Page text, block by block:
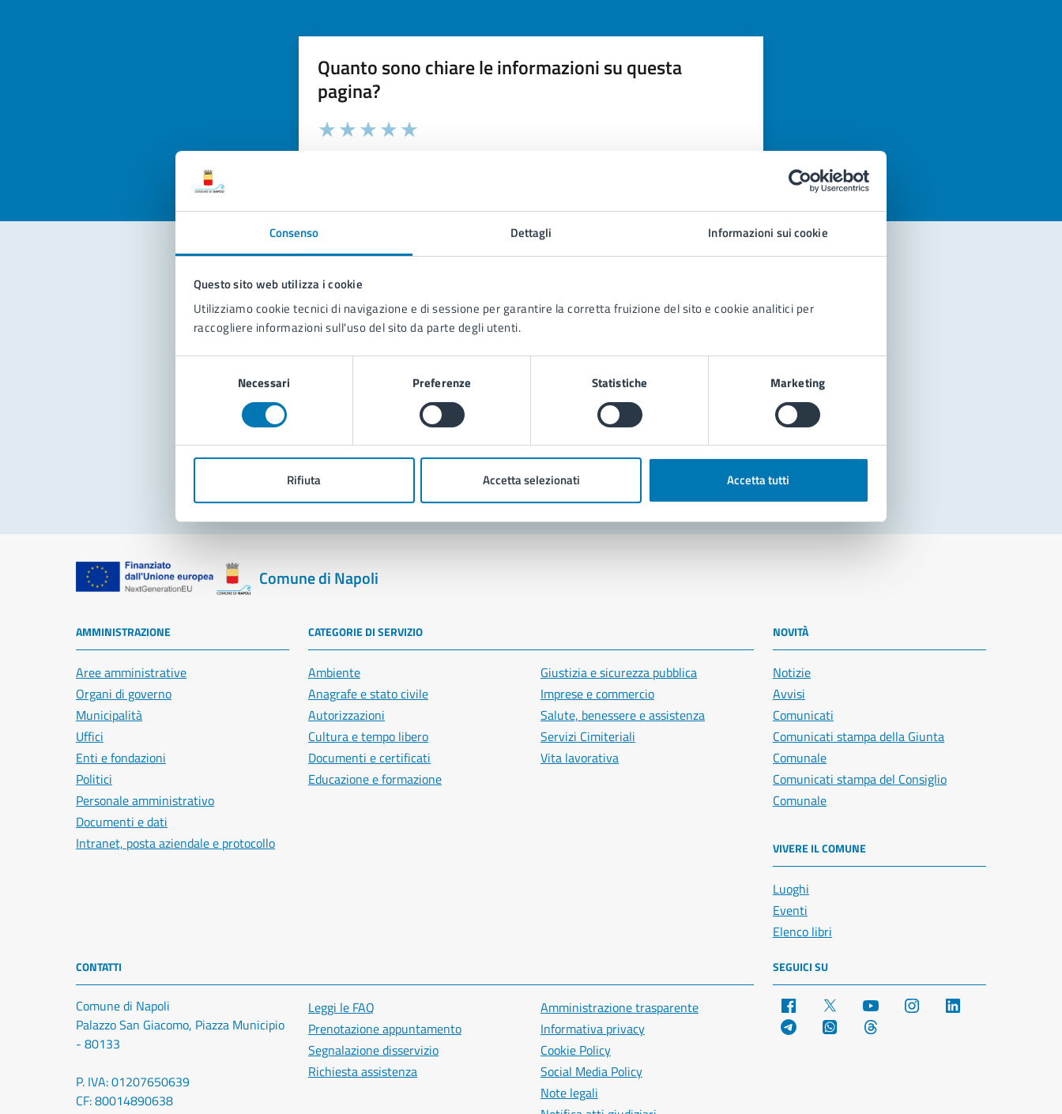
Consenso Dettagli Informazioni sui cookie
Questo sito web utilizza i cookie
Utilizziamo cookie tecnici di navigazione e di sessione per garantire la corretta fruizione del sito e cookie analitici per
raccogliere informazioni sull'uso del sito da parte degli utenti.
Necessari Preferenze Statistiche Marketing
Rifiuta Accetta selezionati Accetta tutti
Quanto sono chiare le informazioni su questa
pagina?
Valuta la chiarezza delle informazioni (da 1 a 5 stelle)
Seleziona il numero di stelle per valutare la chiarezza delle informazioni
Contatta il comune
Leggi le domande frequenti
Richiedi assistenza
Prenota appuntamento
Problemi in città
Segnala disservizio
Comune di Napoli
AMMINISTRAZIONE
Aree amministrative
Organi di governo
Municipalità
Uffici
Enti e fondazioni
Politici
Personale amministrativo
Documenti e dati
Intranet, posta aziendale e protocollo
CATEGORIE DI SERVIZIO
Ambiente
Anagrafe e stato civile
Autorizzazioni
Cultura e tempo libero
Documenti e certificati
Educazione e formazione
Giustizia e sicurezza pubblica
Imprese e commercio
Salute, benessere e assistenza
Servizi Cimiteriali
Vita lavorativa
NOVITÀ
Notizie
Avvisi
Comunicati
Comunicati stampa della Giunta
Comunale
Comunicati stampa del Consiglio
Comunale
VIVERE IL COMUNE
Luoghi
Eventi
Elenco libri
CONTATTI
Comune di Napoli
Palazzo San Giacomo, Piazza Municipio
- 80133
P. IVA: 01207650639
CF: 80014890638
Leggi le FAQ
Prenotazione appuntamento
Segnalazione disservizio
Richiesta assistenza
Amministrazione trasparente
Informativa privacy
Cookie Policy
Social Media Policy
Note legali
SEGUICI SU
Facebook YouTube Instagram
Telegram WhatsApp